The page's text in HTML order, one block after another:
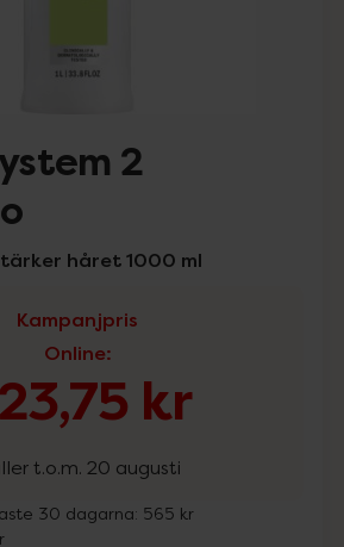
2
håret 1000 ml
Kampanjpris
Online:
kr
t.o.m. 20 augusti
30 dagarna: 565 kr